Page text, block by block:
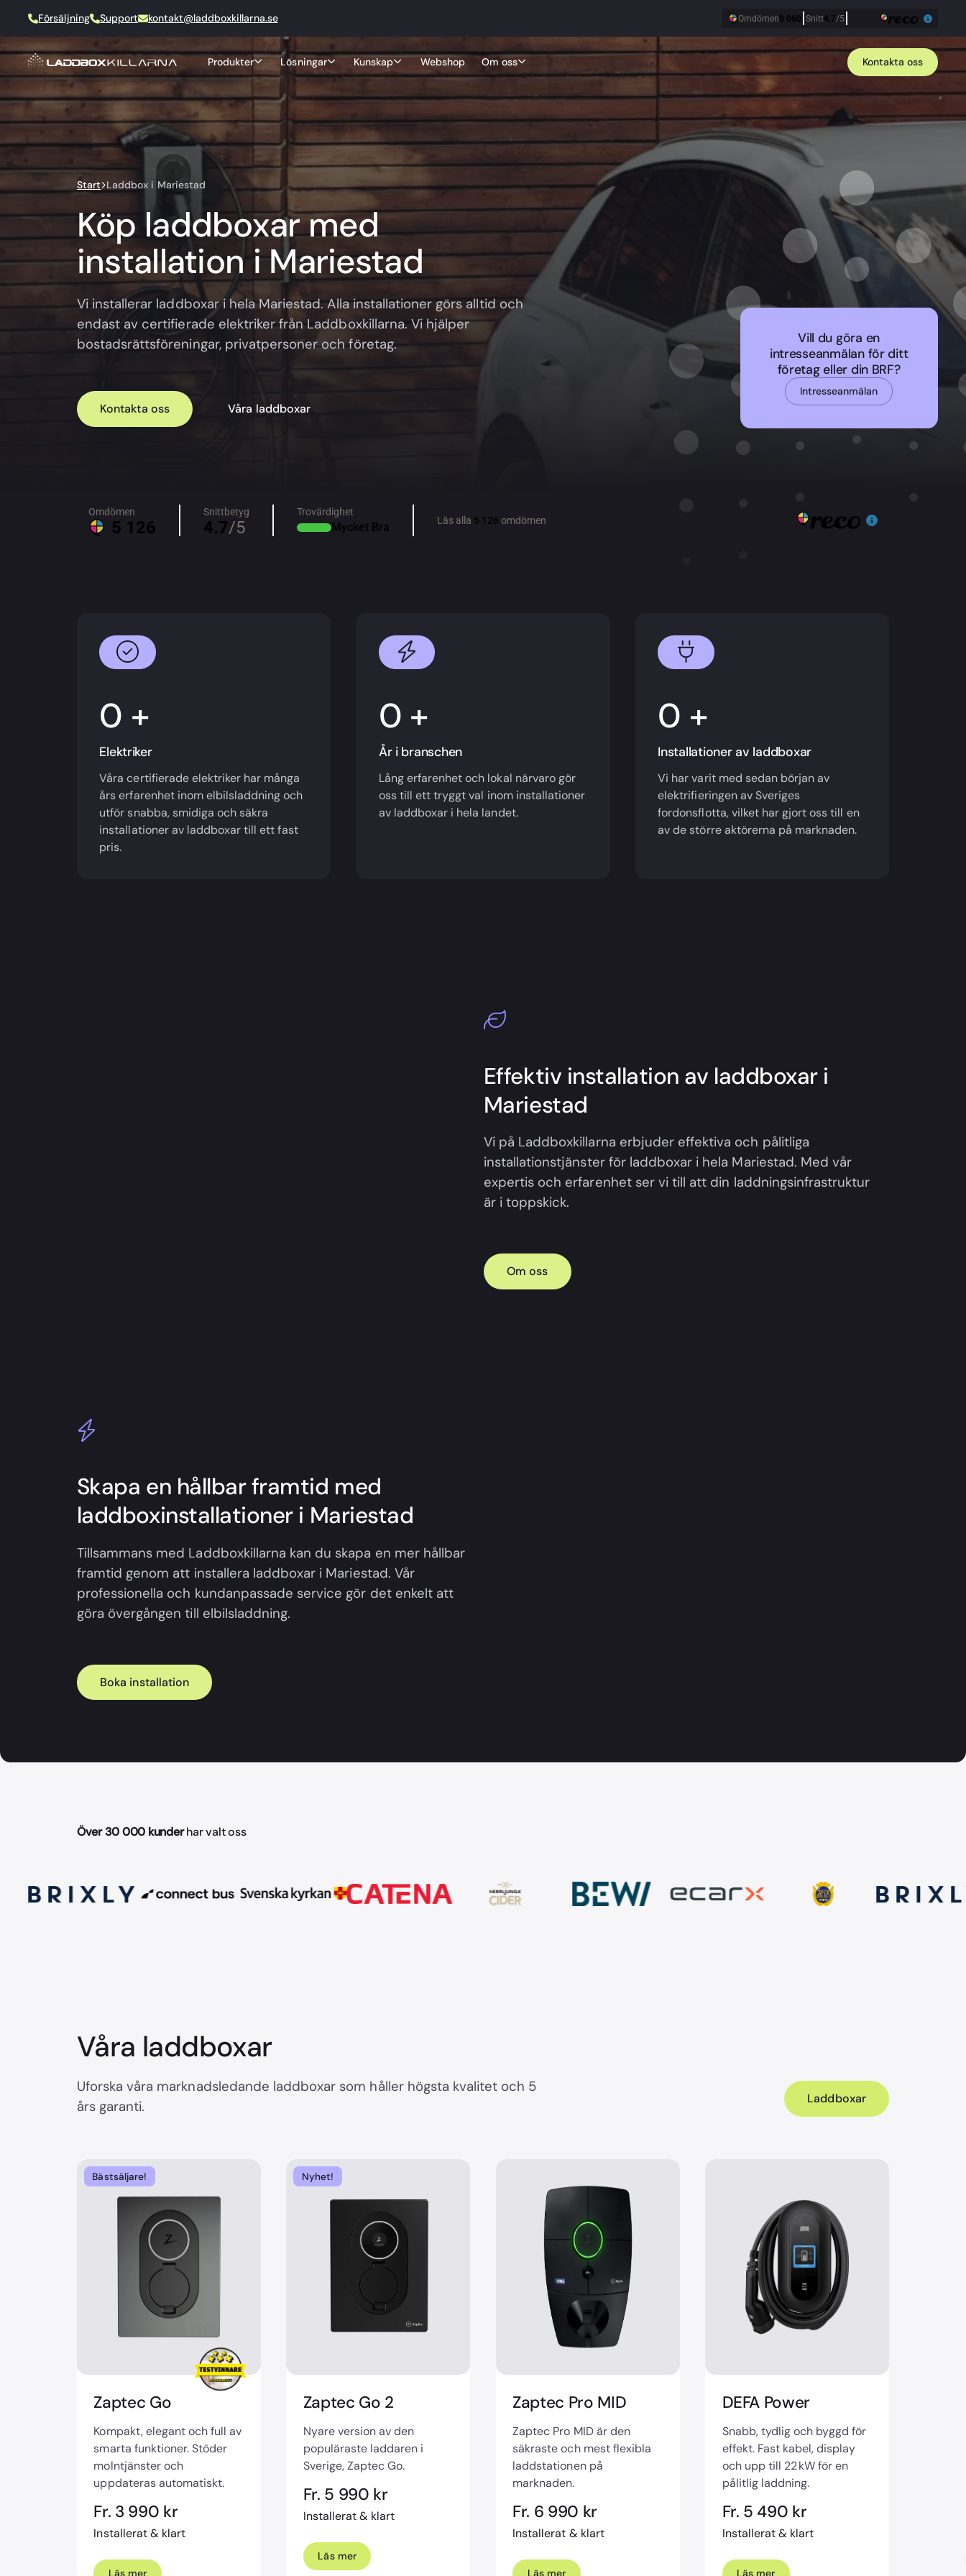
Försäljning Support kontakt@laddboxkillarna.se
Produkter Lösningar Kunskap Webshop Om oss Kontakta oss
Start Laddbox i Mariestad
Köp laddboxar med
installation i Mariestad
Vi installerar laddboxar i hela Mariestad. Alla installationer görs alltid och
endast av certifierade elektriker från Laddboxkillarna. Vi hjälper
bostadsrättsföreningar, privatpersoner och företag.
Kontakta oss Våra laddboxar
Vill du göra en
intresseanmälan för ditt
företag eller din BRF?
Intresseanmälan
+
Elektriker
Våra certifierade elektriker har många
års erfarenhet inom elbilsladdning och
utför snabba, smidiga och säkra
installationer av laddboxar till ett fast
pris.
+
År i branschen
Lång erfarenhet och lokal närvaro gör
oss till ett tryggt val inom installationer
av laddboxar i hela landet.
+
Installationer av laddboxar
Vi har varit med sedan början av
elektrifieringen av Sveriges
fordonsflotta, vilket har gjort oss till en
av de större aktörerna på marknaden.
Effektiv installation av laddboxar i
Mariestad
Vi på Laddboxkillarna erbjuder effektiva och pålitliga
installationstjänster för laddboxar i hela Mariestad. Med vår
expertis och erfarenhet ser vi till att din laddningsinfrastruktur
är i toppskick.
Om oss
Skapa en hållbar framtid med
laddboxinstallationer i Mariestad
Tillsammans med Laddboxkillarna kan du skapa en mer hållbar
framtid genom att installera laddboxar i Mariestad. Vår
professionella och kundanpassade service gör det enkelt att
göra övergången till elbilsladdning.
Boka installation
Över 30 000 kunderhar valt oss
Våra laddboxar
Uforska våra marknadsledande laddboxar som håller högsta kvalitet och 5
års garanti.
Laddboxar
Bästsäljare!
Zaptec Go
Kompakt, elegant och full av
smarta funktioner. Stöder
molntjänster och
uppdateras automatiskt.
Fr. 3 990 kr
Installerat & klart
Läs mer
Nyhet!
Zaptec Go 2
Nyare version av den
populäraste laddaren i
Sverige, Zaptec Go.
Fr. 5 990 kr
Installerat & klart
Läs mer
Zaptec Pro MID
Zaptec Pro MID är den
säkraste och mest flexibla
laddstationen på
marknaden.
Fr. 6 990 kr
Installerat & klart
Läs mer
DEFA Power
Snabb, tydlig och byggd för
effekt. Fast kabel, display
och upp till 22 kW för en
pålitlig laddning.
Fr. 5 490 kr
Installerat & klart
Läs mer